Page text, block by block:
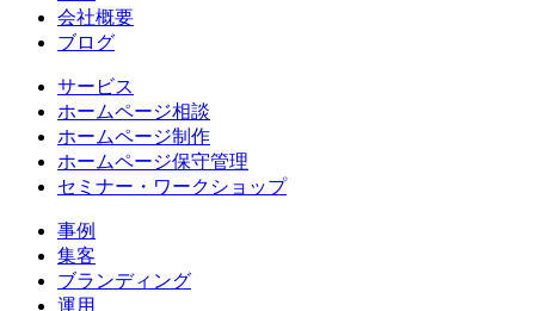
会社概要
ブログ
サービス
ホームページ相談
ホームページ制作
ホームページ保守管理
セミナー・ワークショップ
事例
集客
ブランディング
運用